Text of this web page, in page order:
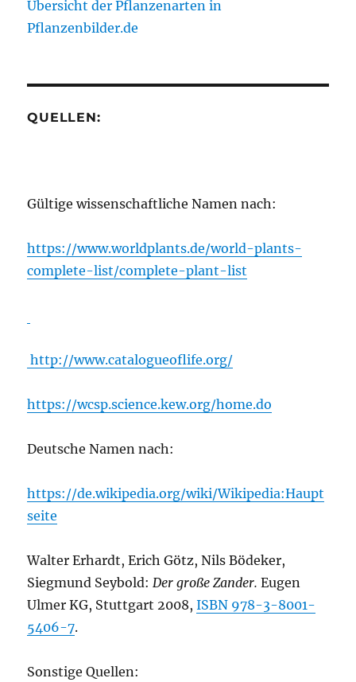
Übersicht der Pflanzenarten in
Pflanzenbilder.de
QUELLEN:
Gültige wissenschaftliche Namen nach:
https://www.worldplants.de/world-plants-
complete-list/complete-plant-list
http://www.catalogueoflife.org/
https://wcsp.science.kew.org/home.do
Deutsche Namen nach:
https://de.wikipedia.org/wiki/Wikipedia:Haupt
seite
Walter Erhardt, Erich Götz, Nils Bödeker,
Siegmund Seybold: Der große Zander. Eugen
Ulmer KG, Stuttgart 2008,ISBN 978-3-8001-
5406-7.
Sonstige Quellen: